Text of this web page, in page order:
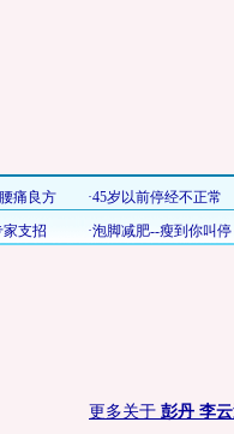
更多关于 彭丹 李